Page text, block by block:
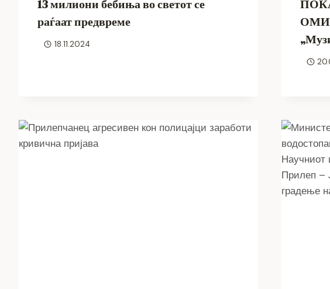
13 милиони бебиња во светот се
раѓаат предвреме
18.11.2024